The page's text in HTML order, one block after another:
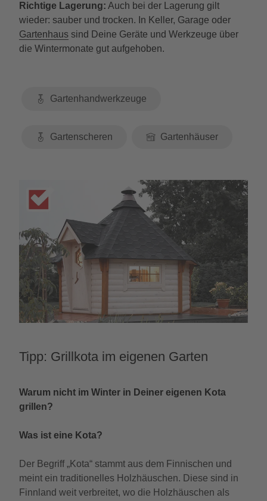
Richtige Lagerung: Auch bei der Lagerung gilt
wieder: sauber und trocken. In Keller, Garage oder
Gartenhaus sind Deine Geräte und Werkzeuge über
die Wintermonate gut aufgehoben.
Gartenhandwerkzeuge
Gartenscheren Gartenhäuser
Tipp: Grillkota im eigenen Garten
Warum nicht im Winter in Deiner eigenen Kota
grillen?
Was ist eine Kota?
Der Begriff „Kota“ stammt aus dem Finnischen und
meint ein traditionelles Holzhäuschen. Diese sind in
Finnland weit verbreitet, wo die Holzhäuschen als